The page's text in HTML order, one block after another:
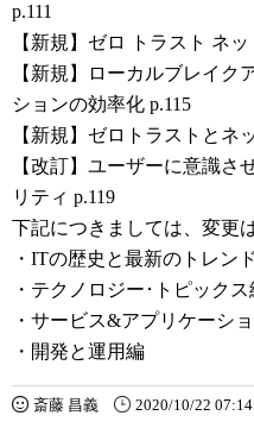
p.111
【新規】ゼロ トラスト ネ
【新規】ローカルブレイク
ションの効率化 p.115
【新規】ゼロトラストとネ
【改訂】ユーザーに意識さ
リティ p.119
下記につきましては、変更
・ITの歴史と最新のトレン
・テクノロジー･トピックス
・サービス&アプリケーシ
・開発と運用編
斎藤 昌義 2020/10/22